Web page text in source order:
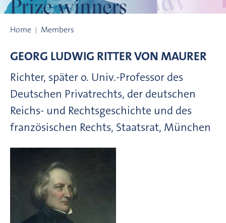
Prize winners
Home Members
GEORG LUDWIG RITTER VON MAURER
Richter, später o. Univ.-Professor des
Deutschen Privatrechts, der deutschen
Reichs- und Rechtsgeschichte und des
französischen Rechts, Staatsrat, München